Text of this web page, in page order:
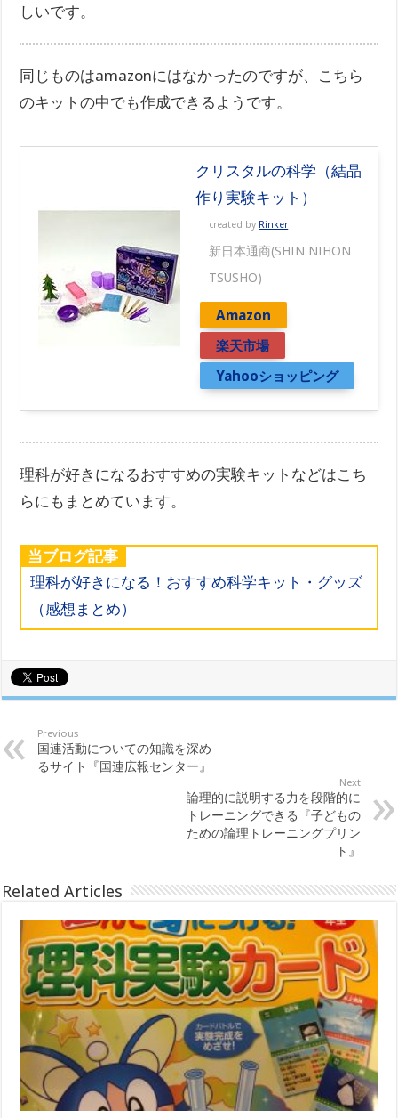
しいです。
同じものはamazonにはなかったのですが、こちら
のキットの中でも作成できるようです。
クリスタルの科学（結晶
作り実験キット）
created by Rinker
新日本通商(SHIN NIHON
TSUSHO)
Amazon
楽天市場
Yahooショッピング
理科が好きになるおすすめの実験キットなどはこち
らにもまとめています。
当ブログ記事
理科が好きになる！おすすめ科学キット・グッズ
（感想まとめ）
Previous
国連活動についての知識を深め
るサイト『国連広報センター』
Next
論理的に説明する力を段階的に
トレーニングできる『子どもの
ための論理トレーニングプリン
ト』
Related Articles